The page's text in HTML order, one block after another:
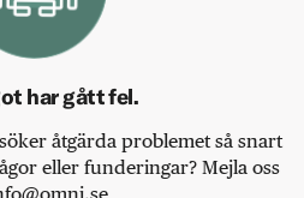
har gått fel.
åtgärda problemet så snart
eller funderingar? Mejla oss